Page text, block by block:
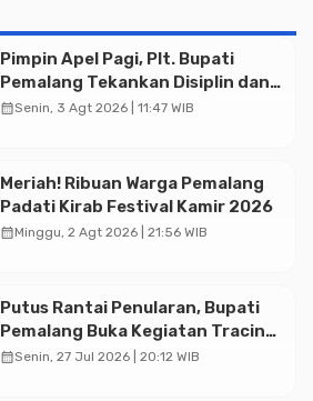
Pimpin Apel Pagi, Plt. Bupati
Pemalang Tekankan Disiplin dan
Soliditas ASN untuk Pelayanan
calendar_monthSenin, 3 Agt 2026 | 11:47 WIB
Meriah! Ribuan Warga Pemalang
Padati Kirab Festival Kamir 2026
calendar_monthMinggu, 2 Agt 2026 | 21:56 WIB
Putus Rantai Penularan, Bupati
Pemalang Buka Kegiatan Tracing
TBC Terintegrasi di Mulyoharjo
calendar_monthSenin, 27 Jul 2026 | 20:12 WIB